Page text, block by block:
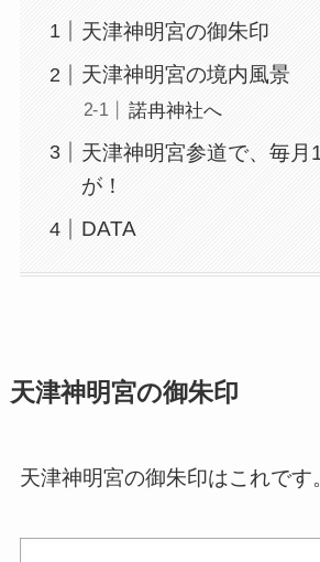
天津神明宮の御朱印
天津神明宮の境内風景
諾冉神社へ
天津神明宮参道で、毎月
が！
DATA
天津神明宮の御朱印
天津神明宮の御朱印はこれです